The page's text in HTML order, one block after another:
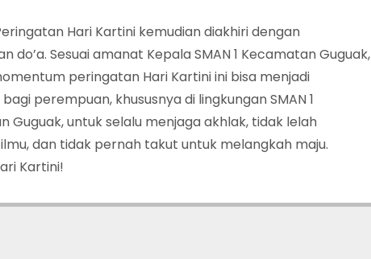
Hari Kartini kemudian diakhiri dengan
do’a. Sesuai amanat Kepala SMAN 1 Kecamatan Guguak,
peringatan Hari Kartini ini bisa menjadi
perempuan, khususnya di lingkungan SMAN 1
Guguak, untuk selalu menjaga akhlak, tidak lelah
dan tidak pernah takut untuk melangkah maju.
Kartini!